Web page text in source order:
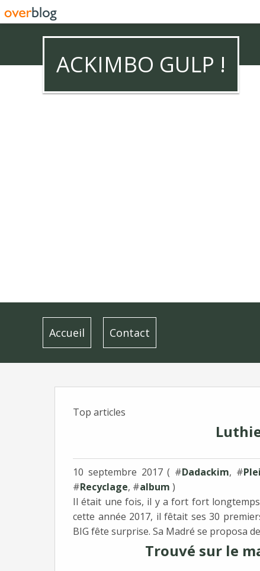
ACKIMBO GULP !
Accueil Contact
Top articles
10 septembre 2017 ( #Dadackim, #
#Recyclage, #album )
Il était une fois, il y a fort fort
cette année 2017, il fêtait ses 30
BIG fête surprise. Sa Madré se proposa
Trouvé sur le